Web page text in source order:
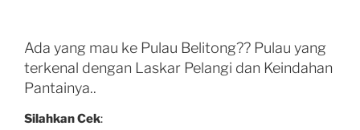
Ada yang mau ke Pulau Belitong?? Pulau yang
terkenal dengan Laskar Pelangi dan Keindahan
Pantainya..
Silahkan Cek: